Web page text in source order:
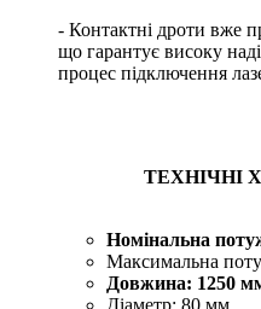
- Контактні дроти вже
що гарантує високу
процес підключення
ТЕХНІЧНІ
Номінальна
Максимальна
Довжина: 1250
Діаметр: 80 мм